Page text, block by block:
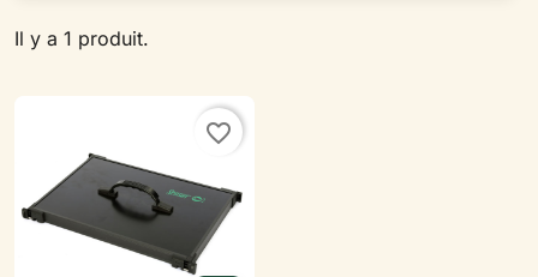
Il y a 1 produit.
favorite_border